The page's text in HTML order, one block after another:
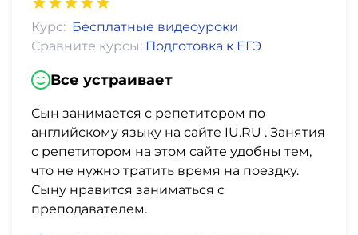
Курс: Бесплатные видеоуроки
Сравните курсы: Подготовка к ЕГЭ
Все устраивает
Сын занимается с репетитором по
английскому языку на сайте IU.RU . Занятия
с репетитором на этом сайте удобны тем,
что не нужно тратить время на поездку.
Сыну нравится заниматься с
преподавателем.